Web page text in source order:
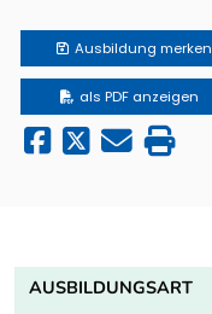
Ausbildung merken
als PDF anzeigen
AUSBILDUNGSART